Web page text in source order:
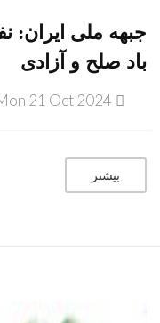
جبهه ملی ایران:
باد صلح و آزادی
21 Oct 2024
بیشتر